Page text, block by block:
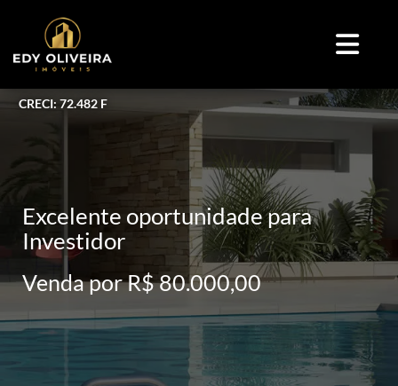
CRECI: 72.482 F
Excelente oportunidade para
Investidor
Venda por R$ 80.000,00